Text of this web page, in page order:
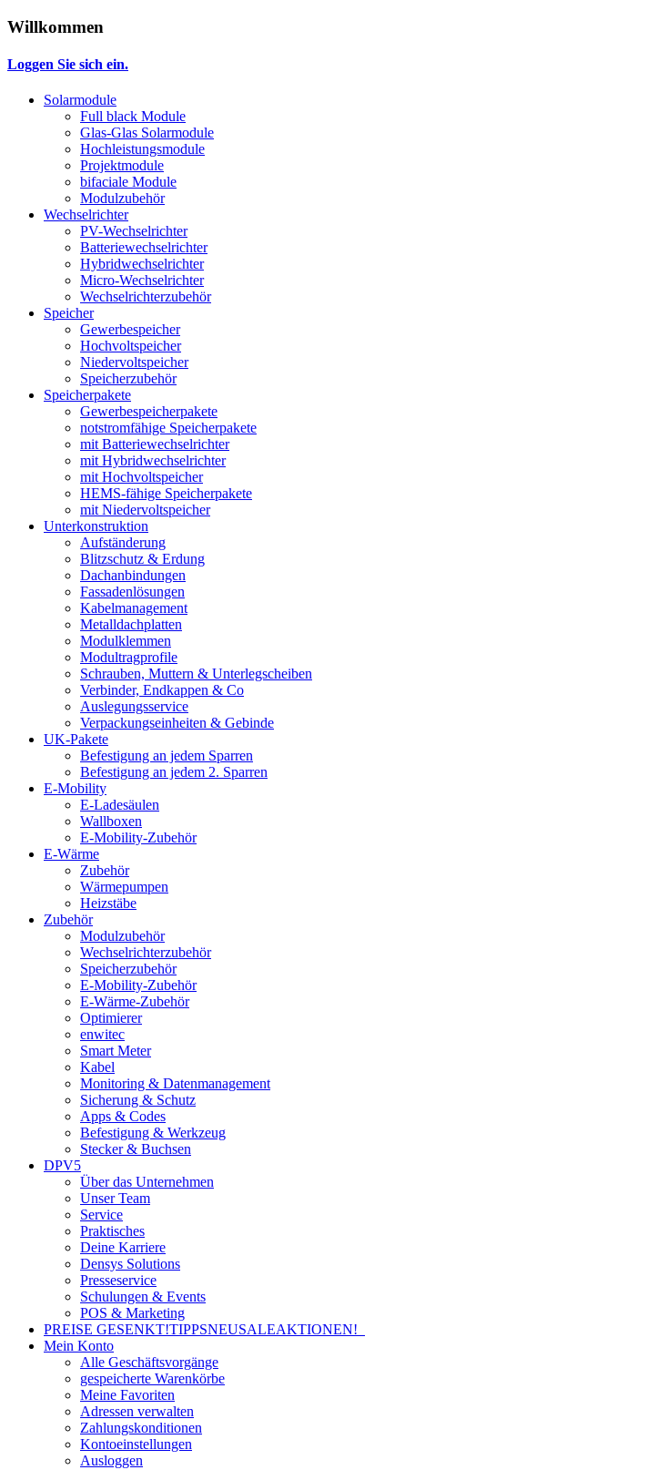
Willkommen
Loggen Sie sich ein.
Solarmodule
Full black Module
Glas-Glas Solarmodule
Hochleistungsmodule
Projektmodule
bifaciale Module
Modulzubehör
Wechselrichter
PV-Wechselrichter
Batteriewechselrichter
Hybridwechselrichter
Micro-Wechselrichter
Wechselrichterzubehör
Speicher
Gewerbespeicher
Hochvoltspeicher
Niedervoltspeicher
Speicherzubehör
Speicherpakete
Gewerbespeicherpakete
notstromfähige Speicherpakete
mit Batteriewechselrichter
mit Hybridwechselrichter
mit Hochvoltspeicher
HEMS-fähige Speicherpakete
mit Niedervoltspeicher
Unterkonstruktion
Aufständerung
Blitzschutz & Erdung
Dachanbindungen
Fassadenlösungen
Kabelmanagement
Metalldachplatten
Modulklemmen
Modultragprofile
Schrauben, Muttern & Unterlegscheiben
Verbinder, Endkappen & Co
Auslegungsservice
Verpackungseinheiten & Gebinde
UK-Pakete
Befestigung an jedem Sparren
Befestigung an jedem 2. Sparren
E-Mobility
E-Ladesäulen
Wallboxen
E-Mobility-Zubehör
E-Wärme
Zubehör
Wärmepumpen
Heizstäbe
Zubehör
Modulzubehör
Wechselrichterzubehör
Speicherzubehör
E-Mobility-Zubehör
E-Wärme-Zubehör
Optimierer
enwitec
Smart Meter
Kabel
Monitoring & Datenmanagement
Sicherung & Schutz
Apps & Codes
Befestigung & Werkzeug
Stecker & Buchsen
DPV5
Über das Unternehmen
Unser Team
Service
Praktisches
Deine Karriere
Densys Solutions
Presseservice
Schulungen & Events
POS & Marketing
PREISE GESENKT!TIPPSNEUSALEAKTIONEN!
Mein Konto
Alle Geschäftsvorgänge
gespeicherte Warenkörbe
Meine Favoriten
Adressen verwalten
Zahlungskonditionen
Kontoeinstellungen
Ausloggen